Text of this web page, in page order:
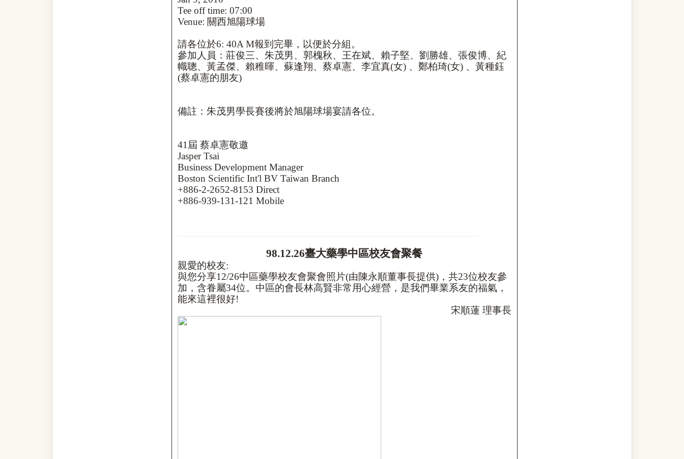
Tee off time: 07:00
Venue: 關西旭陽球場
請各位於6: 40A M報到完畢，以便於分組。
參加人員：莊俊三、朱茂男、郭槐秋、王在斌、賴子堅、劉勝雄、張俊博、紀
幟聰、黃孟傑、賴稚暉、蘇逢翔、蔡卓憲、李宜真(女) 、鄭柏琦(女) 、黃種鈺
(蔡卓憲的朋友)
備註：朱茂男學長賽後將於旭陽球場宴請各位。
41 屆 蔡卓憲敬邀
Jasper Tsai
Business Development Manager
Boston Scientific Int'l BV Taiwan Branch
+886-2-2652-8153 Direct
+886-939-131-121 Mobile
98.12.26臺大藥學中區校友會聚餐
親愛的校友:
與您分享12/26中區藥學校友會聚會照片(由陳永順董事長提供)，共23位校友參
加，含眷屬34位。中區的會長林高賢非常用心經營，是我們畢業系友的福氣，
能來這裡很好!
宋順蓮 理事長